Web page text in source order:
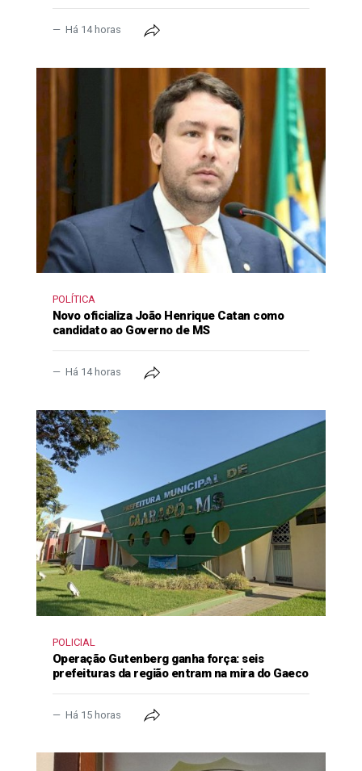
Há 14 horas
POLÍTICA
Novo oficializa João Henrique Catan como
candidato ao Governo de MS
Há 14 horas
POLICIAL
Operação Gutenberg ganha força: seis
prefeituras da região entram na mira do Gaeco
Há 15 horas